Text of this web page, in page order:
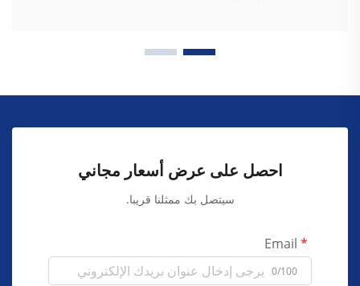
احصل على عرض أسعار مجاني
سيتصل بك ممثلنا قريبا.
0/100